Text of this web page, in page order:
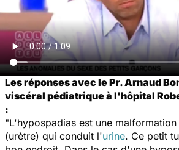
Les réponses avec le Pr. Arnaud
viscéral pédiatrique à l'hôpital
:
"L'hypospadias est une
(urètre) qui conduit l'urine. Ce petit